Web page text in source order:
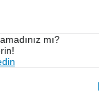
mı?